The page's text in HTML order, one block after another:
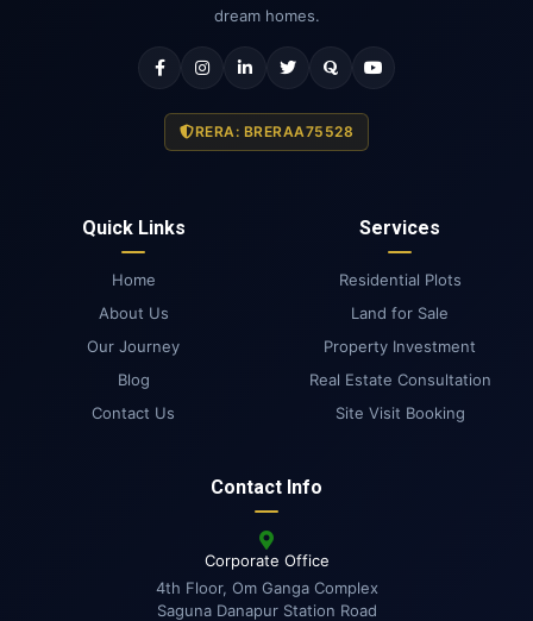
dream homes.
RERA: BRERAA75528
Quick Links
Home
About Us
Our Journey
Blog
Contact Us
Services
Residential Plots
Land for Sale
Property Investment
Real Estate Consultation
Site Visit Booking
Contact Info
Corporate Office
4th Floor, Om Ganga Complex
Saguna Danapur Station Road